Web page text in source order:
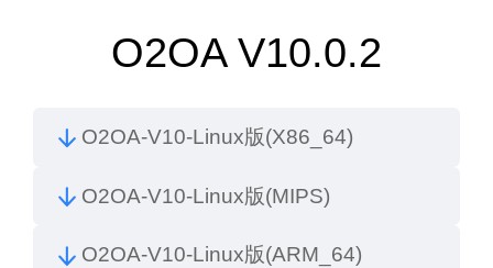
O2OA V10.0.2
O2OA-V10-Linux版(X86_64)
O2OA-V10-Linux版(MIPS)
O2OA-V10-Linux版(ARM_64)